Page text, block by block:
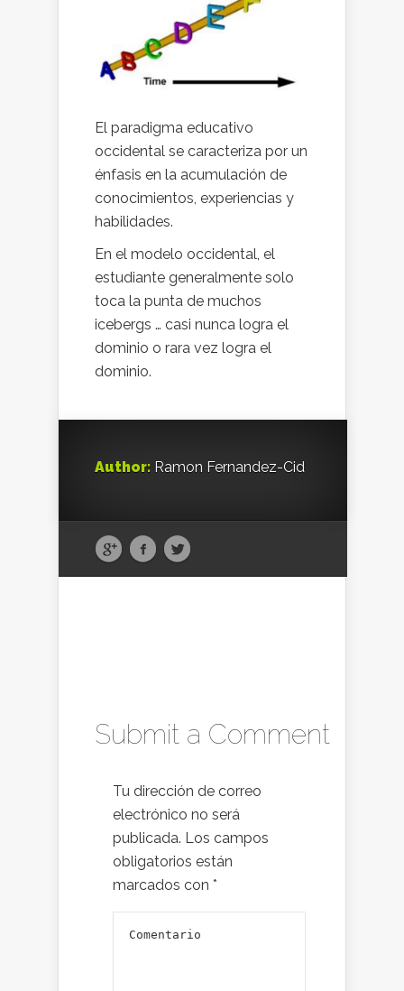
El paradigma educativo
occidental se caracteriza por un
énfasis en la acumulación de
conocimientos, experiencias y
habilidades.
En el modelo occidental, el
estudiante generalmente solo
toca la punta de muchos
icebergs … casi nunca logra el
dominio o rara vez logra el
dominio.
Author: Ramon Fernandez-Cid
Submit a Comment
Tu dirección de correo
electrónico no será
publicada. Los campos
obligatorios están
marcados con *